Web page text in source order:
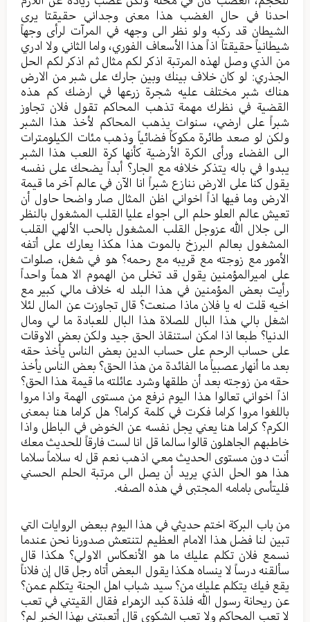
احدنا في حال الغضب هذا معنى وجداني حقيقتا يرى
الشيطان قد ركبه ولو نظر الى وجهه في المرآت لرأى وجهاً
شيطانياً حقيقتاً اذاً هذا الأسعاف الفوري، واما الثاني ولا ادري
من الذي وصل لهذه المرتبة اذكر لكم مثال ثم اذكر لكم الحل
الجذري: لو كان خلاف بينك وبين جارك على شبر من الارض
هناك شبر مختلف عليه شجرة زرعها في ارضك كم هذه
القضية في نظرك مهمة تذهب المحاكم تقول فلان تجاوز
شبراً على ارضي، سنوات يذهب المحاكم لأخذ هذا الشبر
ولكن لو صعد طائرة مكوكاً فضائياً وذهب مئات الكيلومترات
الى الفضاء ورأى الكرة الأرضية كأنها كرة اللعب هذا الشبر
يبدوا في باله يتذكر خلافه مع الجار؟ أبداً يضحك على نفسه
يقول كنا على الارض ننازع شبراً انا الآن في عالم آخر ما قيمة
الارض وما فيها اذاً اخواني اظن المثال صار واضحا حاول أن
تعيش عالم العلو حلم الى اجواء عليا القلب المشغول بالنظر
الى جلال الله عزوجل القلب المشغول بالحب الألهي القلب
المشغول بعالم البرزخ بالموت هذا هكذا يعارك على أتفه
الأمور مع زوجته مع قريبه مع رحمه؟ هو في شغل، صلوات
على اميرالمؤمنين يقول قد تخلى من الهموم الا هماً واحداً
رأيت بعض المؤمنين في هذا البلد له خلاف مالي كبير مع
اخيه قلت له يا فلان ماذا صنعت؟ قال تجاوزت عن المال لئلا
اشغل بالي هذا البال للصلاة هذا البال للعبادة ما لي ومال
الدنيا؟ طبعا اذا امكن استنقاذ الحق جيد ولكن بعض الاوقات
على حساب الرحم على حساب الدين بعض الناس يأخذ حقه
بعد ما أنهار عصبياً ما الفائدة من هذا الحق؟ بعض الناس يأخذ
حقه من زوجته بعد أن طلقها وشرد عائلته ما قيمة هذا الحق؟
اذاً اخواني تعالوا هذا اليوم نرفع من مستوى الهمة واذا مروا
باللغوا مروا كراما فكرت في كلمة كراما؟ هل كراما هنا بمعنى
الكرم؟ كراما هنا يعني يجل نفسه عن الخوض في الباطل واذا
خاطبهم الجاهلون قالوا سالما قل انا لست فارقاً للحديث معك
أنت دون مستوى الحديث معي اذهب نعم قل له سلاماً سلاما
هذا هو الحل الذي يريد أن يصل الى مرتبة الحلم الحسني
فليتأسى بامامه المجتبى في هذه الصفه.
من باب البركة اختم حديثي في هذا اليوم ببعض الروايات التي
تبين لنا فضل هذا الامام العظيم لتنتعش صدورنا نحن عندما
نسمع فلان تكلم عليك ما هو الأنعكاس الاولي؟ هكذا قال
سألقنه درساً لا ينساه هكذا يقول البعض أتاه رجل قال إن فلاناً
يقع فيك يتكلم عليك من؟ سيد شباب اهل الجنة يتكلم عمن؟
عن ريحانة رسول الله فلذة كبد الزهراء فقال القيتني في تعب
لا تعب المحاكم ولا تعب الشكوى قال أتعبتني بهذا الخبر لم؟